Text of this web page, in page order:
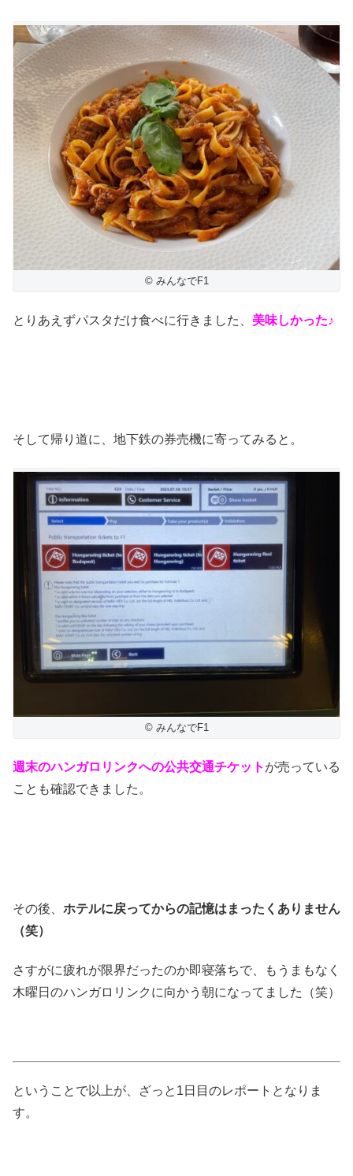
© みんなでF1
とりあえずパスタだけ食べに行きました、 美味しかった♪
そして帰り道に、地下鉄の券売機に寄ってみると。
© みんなでF1
週末のハンガロリンクへの公共交通チケット が売っている
ことも確認できました。
その後、 ホテルに戻ってからの記憶はまったくありません
（笑）
さすがに疲れが限界だったのか即寝落ちで、もうまもなく
木曜日のハンガロリンクに向かう朝になってました（笑）
ということで以上が、ざっと1日目のレポートとなりま
す。